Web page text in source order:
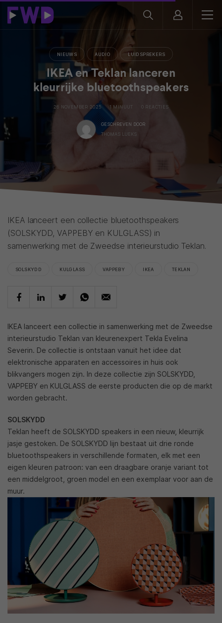
NIEUWS AUDIO LUIDSPREKERS
IKEA en Teklan lanceren
kleurrijke bluetoothspeakers
26 NOVEMBER 2025 1 MINUUT 0 REACTIES
GESCHREVEN DOOR
THOMAS LUEKS
IKEA lanceert een collectie bluetoothspeakers
(SOLSKYDD, VAPPEBY en KULGLASS) in
samenwerking met de Zweedse interieurstudio Teklan.
SOLSKYDD KULGLASS VAPPEBY IKEA TEKLAN
IKEA lanceert een collectie in samenwerking met de Zweedse
interieurstudio Teklan van kleurenexpert Tekla Evelina
Severin. De collectie is ontstaan vanuit het idee dat
elektronische apparaten en accessoires in huis ook
blikvangers mogen zijn. In deze collectie zijn SOLSKYDD,
VAPPEBY en KULGLASS de eerste producten die op de markt
worden gebracht.
SOLSKYDD
Teklan heeft de SOLSKYDD speakers in een nieuw, kleurrijk
jasje gestoken. De SOLSKYDD lijn bestaat uit drie ronde
bluetoothspeakers in verschillende formaten, elk met een
eigen kleuren patroon: van een draagbare oranje variant tot
een middelgroot, groen model en een exemplaar voor aan de
muur.